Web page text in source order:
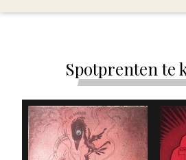
Spotprenten te